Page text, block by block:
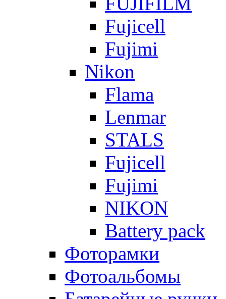
Fujicell
Fujimi
Nikon
Flama
Lenmar
STALS
Fujicell
Fujimi
NIKON
Battery pack
Фоторамки
Фотоальбомы